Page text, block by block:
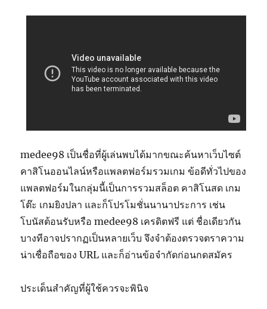
medee98 เป็นชื่อที่ผู้เล่นพบได้มากขณะค้นหาเว็บไซต์
คาสิโนออนไลน์หรือแพลตฟอร์มรวมเกม ข้อดีทั่วไปของ
แพลตฟอร์มในกลุ่มนี้เป็นการรวมสล็อต คาสิโนสด เกม
โต๊ะ เกมยิงปลา และก็โปรโมชั่นนานาประการ เช่น
โบนัสต้อนรับหรือ medee98 เครดิตฟรี แต่ ชื่อเดียวกัน
บางทีอาจปรากฏเป็นหลายเว็บ จึงจำต้องตรวจตราความ
น่าเชื่อถือของ URL และก็อ่านข้อจำกัดก่อนกดสมัคร
ประเด็นสำคัญที่ผู้ใช้ควรจะพินิจ